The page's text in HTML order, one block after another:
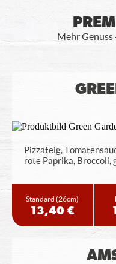
Mehr
Pizzateig,
rote Paprika, Broccoli,
Standard(26cm)
13,40 €